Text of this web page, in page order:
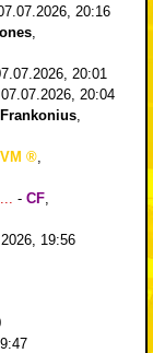
20:16
20:01
07.07.2026, 20:04
Frankonius
VM
- CF
19:56